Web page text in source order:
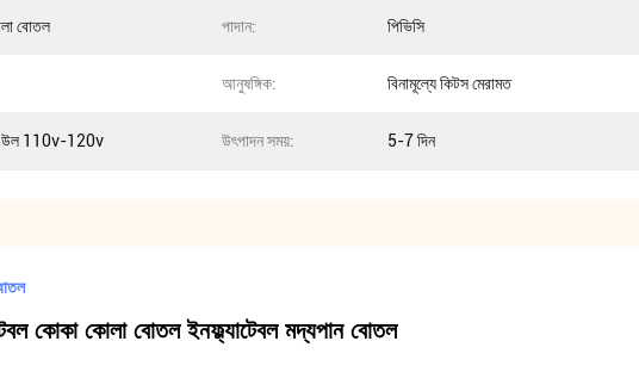
বোতল পাদান: পিভিসি
আনুষঙ্গিক: বিনামূল্যে কিটস মেরামত
110v-120v উৎপাদন সময়: 5-7 দিন
কোকা কোলা বোতল ইনফ্ল্যাটেবল মদ্যপান বোতল